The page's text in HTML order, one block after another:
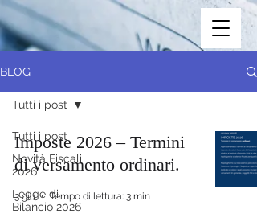
BLOG
Tutti i post
Novità Fiscali
2026
Legge di
Bilancio 2026
Tutti i post
Imposte 2026 – Termini
di versamento ordinari.
3 giu Tempo di lettura: 3 min